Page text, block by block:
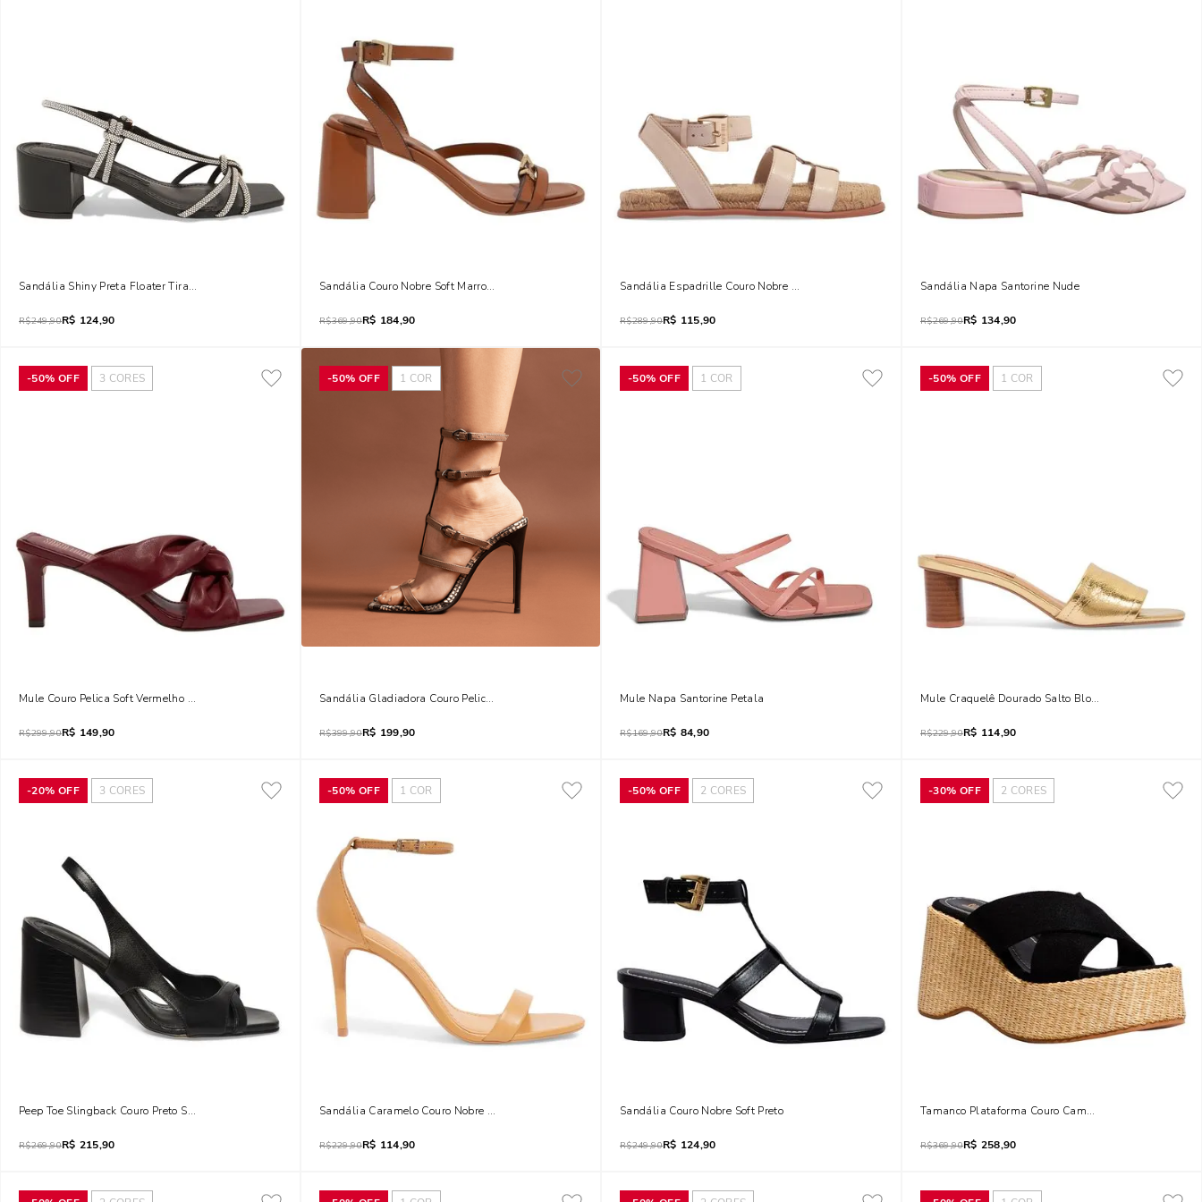
Sandália Shiny Preta Floater Tiras Brilho Salto Bloco
R$249,90R$ 124,90
Sandália Couro Nobre Soft Marrom Safari Salto Grosso
R$369,90R$ 184,90
Sandália Espadrille Couro Nobre Soft Off White
R$289,90R$ 115,90
Sandália Napa Santorine Nude
R$269,90R$ 134,90
-50% OFF 3 CORES
Mule Couro Pelica Soft Vermelho Merlot Bico Quadrado Salto Médio Fino
R$299,90R$ 149,90
-50% OFF 1 COR
Sandália Gladiadora Couro Pelica Soft Bege Salto Alto Fino
R$399,90R$ 199,90
-50% OFF 1 COR
Mule Napa Santorine Petala
R$169,90R$ 84,90
-50% OFF 1 COR
Mule Craquelê Dourado Salto Bloco
R$229,90R$ 114,90
-20% OFF 3 CORES
Peep Toe Slingback Couro Preto Salto Médio
R$269,90R$ 215,90
-50% OFF 1 COR
Sandália Caramelo Couro Nobre Soft Salto Alto Fino
R$229,90R$ 114,90
-50% OFF 2 CORES
Sandália Couro Nobre Soft Preto
R$249,90R$ 124,90
-30% OFF 2 CORES
Tamanco Plataforma Couro Camurça Preto
R$369,90R$ 258,90